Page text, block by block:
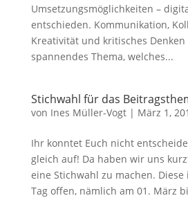
Umsetzungsmöglichkeiten –
entschieden. Kommunikation,
Kreativität und kritisches
spannendes Thema, welches...
Stichwahl für das
von Ines Müller-Vogt| März 1,
Ihr konntet Euch nicht
gleich auf! Da haben wir uns
eine Stichwahl zu machen.
Tag offen, nämlich am 01. März